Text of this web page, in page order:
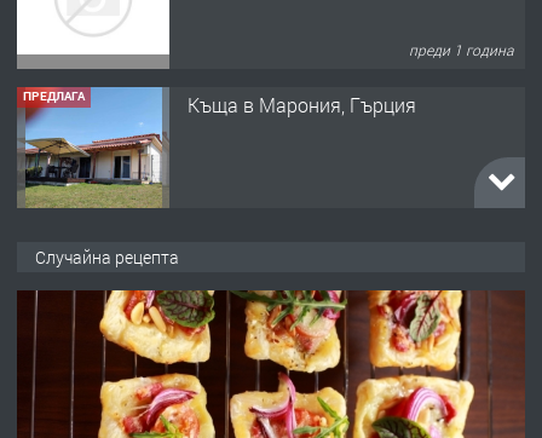
ПРЕДЛАГА
преди 2 години
НЕГОВОТО КАЧЕСТВО
преди 2 години
ПРЕДЛАГА Имот в Северна Гърция, до Кавала
Случайна рецепта